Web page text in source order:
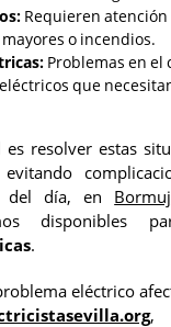
Requieren
o incendios.
Problemas en el
que
resolver estas
del día, en
disponibles
.
eléctrico
,